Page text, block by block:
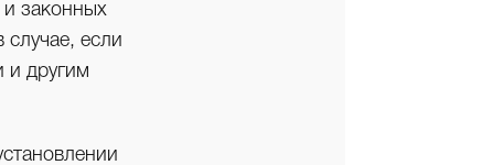
законных
если
и другим